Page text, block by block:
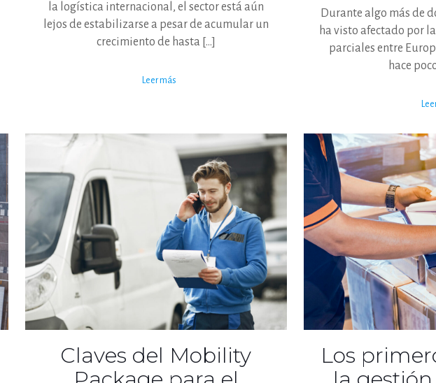
la logística internacional, el sector está aún
lejos de estabilizarse a pesar de acumular un
crecimiento de hasta […]
Leer más
Durante algo más de
ha visto afectado por
parciales entre
hace
Claves del Mobility
Los